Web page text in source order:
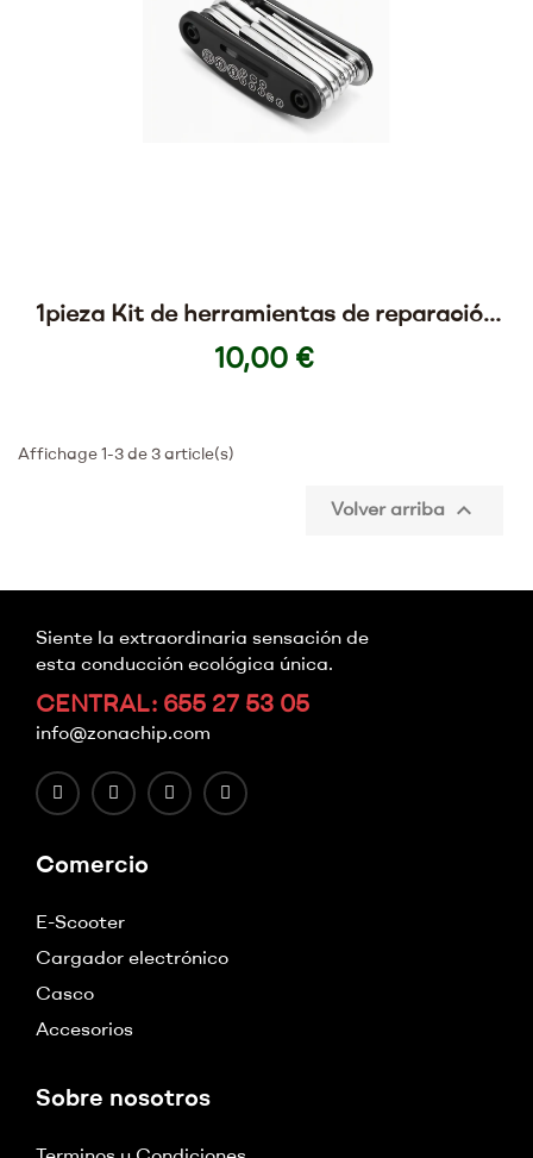
1pieza Kit de herramientas de reparación
de bicicleta de 16 en 1
10,00 €
Affichage 1-3 de 3 article(s)
Volver arriba 
Siente la extraordinaria sensación de
esta conducción ecológica única.
CENTRAL: 655 27 53 05
info@zonachip.com
Comercio
E-Scooter
Cargador electrónico
Casco
Accesorios
Sobre nosotros